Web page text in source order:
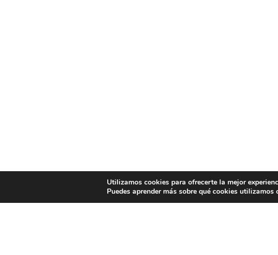
Utilizamos cookies para ofrecerte la mejor
Puedes aprender más sobre qué cookies